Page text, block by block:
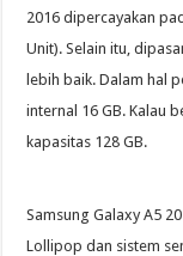
2016 dipercayakan
Unit). Selain itu,
lebih baik. Dalam hal
internal 16 GB. Kalau
kapasitas 128 GB.
Samsung Galaxy A5
Lollipop dan sistem